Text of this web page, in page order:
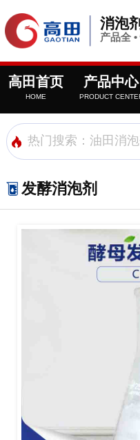
消泡
产品全
高田首页
HOME
产品中心
PRODUCT
发酵消泡剂